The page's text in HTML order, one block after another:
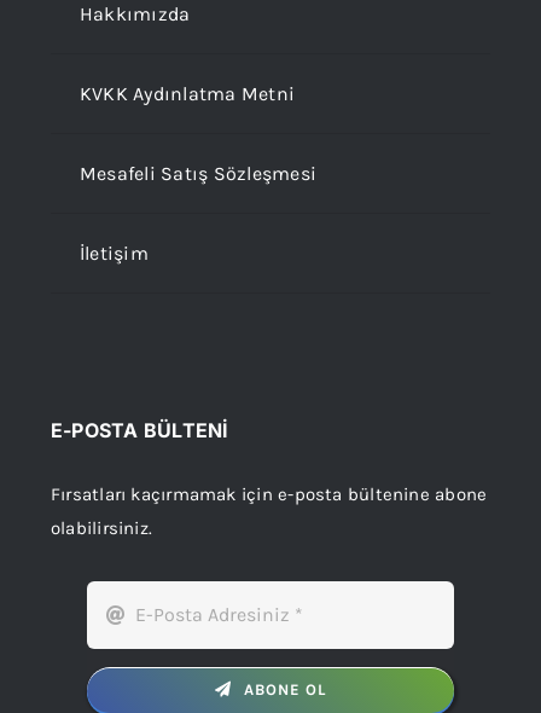
Hakkımızda
KVKK Aydınlatma Metni
Mesafeli Satış Sözleşmesi
İletişim
E-POSTA BÜLTENİ
Fırsatları kaçırmamak için e-posta bültenine abone
olabilirsiniz.
ABONE OL